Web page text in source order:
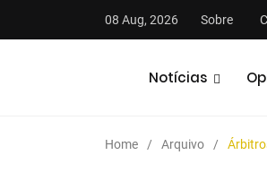
08 Aug, 2026 Sobre
Notícias
Home Arquivo